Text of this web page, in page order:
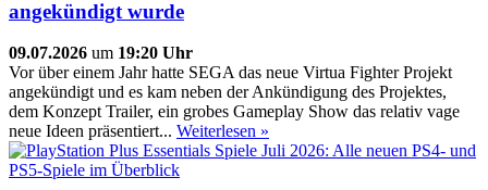
angekündigt wurde
09.07.2026 um 19:20 Uhr
Vor über einem Jahr hatte SEGA das neue Virtua Fighter Projekt
angekündigt und es kam neben der Ankündigung des Projektes,
dem Konzept Trailer, ein grobes Gameplay Show das relativ vage
neue Ideen präsentiert... Weiterlesen »